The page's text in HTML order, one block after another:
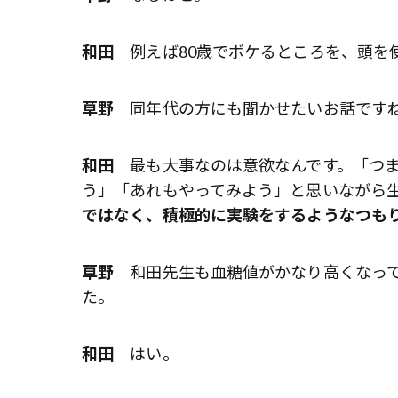
和田 例えば80歳でボケるところを、頭を
草野 同年代の方にも聞かせたいお話です
和田 最も大事なのは意欲なんです。「つ
う」「あれもやってみよう」と思いながら
ではなく、積極的に実験をするようなつも
草野 和田先生も血糖値がかなり高くなっ
た。
和田 はい。